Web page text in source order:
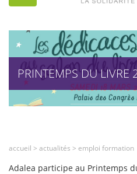
PRINTEMPS DU LIVRE
accueil > actualités > emploi formation
Adalea participe au Printemps